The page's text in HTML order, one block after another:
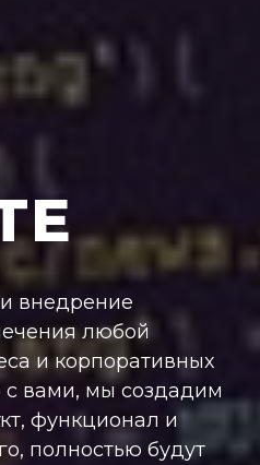
и внедрение
любой
и корпоративных
с вами, мы создадим
функционал и
полностью будут